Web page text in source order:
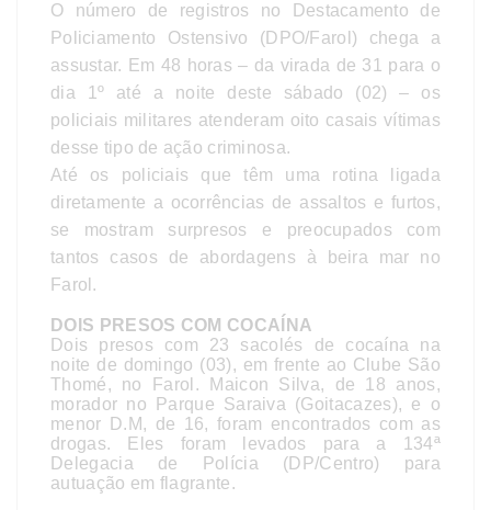
O número de registros no Destacamento de
Policiamento Ostensivo (DPO/Farol) chega a
assustar. Em 48 horas – da virada de 31 para o
dia 1º até a noite deste sábado (02) – os
policiais militares atenderam oito casais vítimas
desse tipo de ação criminosa.
Até os policiais que têm uma rotina ligada
diretamente a ocorrências de assaltos e furtos,
se mostram surpresos e preocupados com
tantos casos de abordagens à beira mar no
Farol.
DOIS PRESOS COM COCAÍNA
Dois presos com 23 sacolés de cocaína na
noite de domingo (03), em frente ao Clube São
Thomé, no Farol. Maicon Silva, de 18 anos,
morador no Parque Saraiva (Goitacazes), e o
menor D.M, de 16, foram encontrados com as
drogas. Eles foram levados para a 134ª
Delegacia de Polícia (DP/Centro) para
autuação em flagrante.